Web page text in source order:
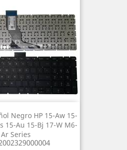
Negro HP 15-Aw 15-
15-Au 15-Bj 17-W M6-
Ar Series